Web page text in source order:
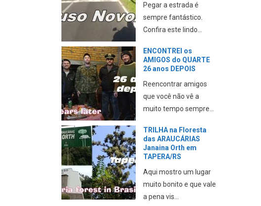
Neste vídeo eu mostro
minha experiência ao
Parque da GARE em
Passo FUNDO no RS
Conhecendo
Tupaciretã no RS –
PONTOS TURÍSTICOS